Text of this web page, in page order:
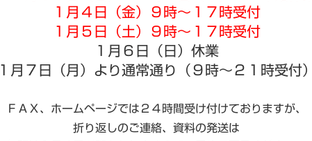
１月４日（金）９時～１７時受付
１月５日（土）９時～１７時受付
１月６日（日）休業
１月７日（月）より通常通り（９時～２１時受付）
ＦＡＸ、ホームページでは２４時間受け付けておりますが、
折り返しのご連絡、資料の発送は